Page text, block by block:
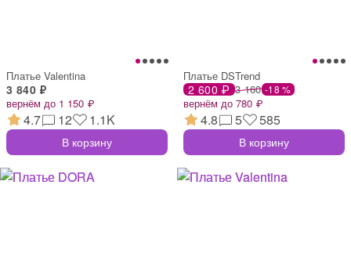
Платье Valentina
3 840 ₽
вернём до 1 150 ₽
4.7 12 1.1K
В корзину
Платье DSTrend
2 600 ₽ 3 160 -18 %
вернём до 780 ₽
4.8 5 585
В корзину